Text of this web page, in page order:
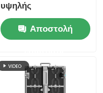
υψηλής
φωτεινότητας P3.91
7680Hz για ενοικίαση,
για εκδηλώσεις και
Αποστολή